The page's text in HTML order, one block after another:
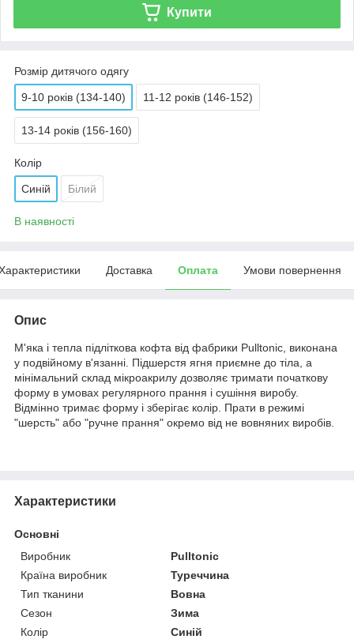
Купити
Розмір дитячого одягу
9-10 років (134-140) 11-12 років (146-152)
13-14 років (156-160)
Колір
Синій Білий
В наявності
Доставка Оплата Умови повернення
Опис
М'яка і тепла підліткова кофта від фабрики Pulltonic, виконана
у подвійному в'язанні. Підшерстя ягня приємне до тіла, а
мінімальний склад мікроакрилу дозволяє тримати початкову
форму в умовах регулярного прання і сушіння виробу.
Відмінно тримає форму і зберігає колір. Прати в режимі
"шерсть" або "ручне прання" окремо від не вовняних виробів.
Характеристики
Основні
Виробник
Pulltonic
Країна виробник
Туреччина
Тип тканини
Вовна
Сезон
Зима
Колір
Синій